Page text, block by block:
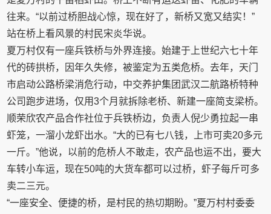
往来。“以前过桥胆战心惊，现在好了，新桥又宽又结实！”
站在桥上看风景的村民宋炎华说。
夏万村仅有一座兵铁桥与外界连接。始建于上世纪六七十年
代的砖拱桥，因年久失修，被鉴定为五类危桥。去年，天门
市启动公路桥梁消危行动，中交养护集团武汉二航路桥特种
公司跑步进场，仅用3个月就拆除老桥、新建一座简支梁桥。
顺荣欣农产品合作社位于兵铁桥边，负责人倪少勇拉起一串
虾笼，一溜小龙虾出水。“大的已有七八钱，上市可卖20多元
一斤。”他说，以前的危桥人不敢走，农产品也运不出，要大
车转小车运，现在50吨的大货车都可以过桥，虾子每斤可多
卖二三元。
“一座安全、便捷的桥，是村民的热切期盼。”夏万村村委委